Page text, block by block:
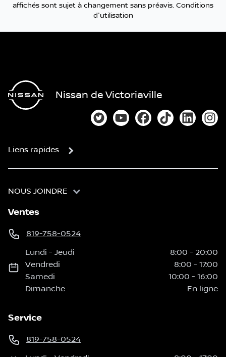
affichés sont sujet à changement sans préavis. Conditions
d'utilisation
Nissan de Victoriaville
Lien vers notre compte Twitter
Lien vers notre chaîne
Lien vers notre page
Lien vers notre
Lien vers
Liens rapides
NOUS JOINDRE
Ventes
819-758-0524
Lundi -Jeudi 8:00 - 20:00
Vendredi
8:00 - 17:00
Samedi
10:00 - 16:00
Dimanche
En ligne
Service
819-758-0524